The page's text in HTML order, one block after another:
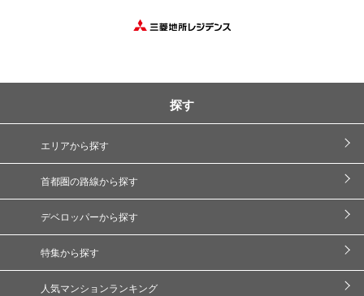
探す
エリアから探す
首都圏の路線から探す
デベロッパーから探す
特集から探す
人気マンションランキング